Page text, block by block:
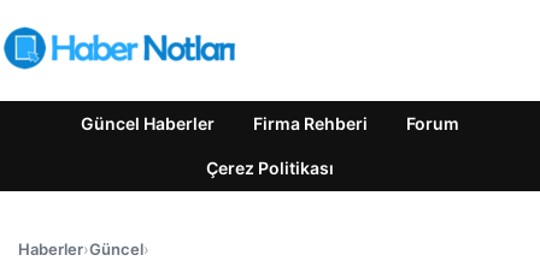
Güncel Haberler Firma Rehberi Forum
Çerez Politikası
Haberler›Güncel›